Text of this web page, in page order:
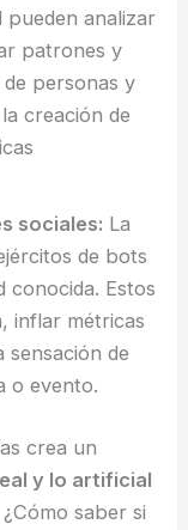
pueden analizar
patrones y
personas y
creación de
sociales: La
de bots
conocida. Estos
inflar métricas
de
o evento.
crea un
y lo artificial
¿Cómo saber si